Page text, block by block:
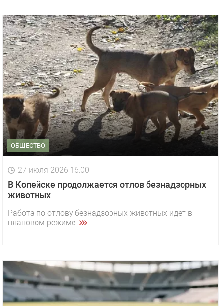
ОБЩЕСТВО
27 июля 2026 16:00
В Копейске продолжается отлов безнадзорных
животных
Работа по отлову безнадзорных животных идёт в
плановом режиме.